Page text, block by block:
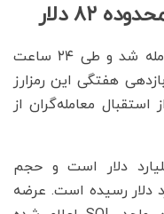
۸۲ دلار
سولانا امروز با قیمت ۸۲.۱۳ دلار معامله شد و طی ۲۴ ساعت
بازدهی هفتگی این رمزارز
از استقبال معامله‌گران از
سولانا اکنون ۴۷.۷۹ میلیارد دلار است و حجم
آن به ۲.۶۱ میلیارد دلار رسیده است. عرضه